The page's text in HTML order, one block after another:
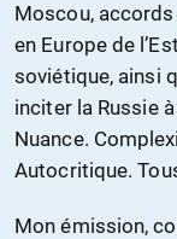
Moscou,
en Europe de
soviétique, ainsi
inciter la Russie
Nuance.
Autocritique.
Mon émission,